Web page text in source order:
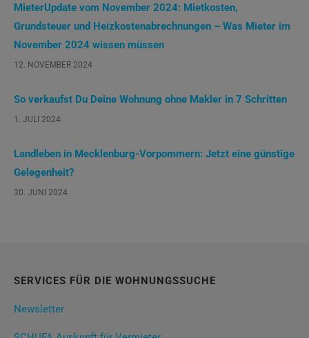
MieterUpdate vom November 2024: Mietkosten,
Grundsteuer und Heizkostenabrechnungen – Was Mieter im
November 2024 wissen müssen
12. NOVEMBER 2024
So verkaufst Du Deine Wohnung ohne Makler in 7 Schritten
1. JULI 2024
Landleben in Mecklenburg-Vorpommern: Jetzt eine günstige
Gelegenheit?
30. JUNI 2024
SERVICES FÜR DIE WOHNUNGSSUCHE
Newsletter